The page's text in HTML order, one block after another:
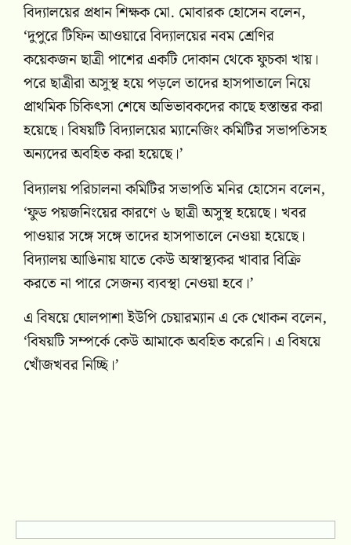
বিদ্যালয়ের প্রধান শিক্ষক মো. মোবারক হোসেন বলেন,
‘দুপুরে টিফিন আওয়ারে বিদ্যালয়ের নবম শ্রেণির
কয়েকজন ছাত্রী পাশের একটি দোকান থেকে ফুচকা খায়।
পরে ছাত্রীরা অসুস্থ হয়ে পড়লে তাদের হাসপাতালে নিয়ে
প্রাথমিক চিকিৎসা শেষে অভিভাবকদের কাছে হস্তান্তর করা
হয়েছে। বিষয়টি বিদ্যালয়ের ম্যানেজিং কমিটির সভাপতিসহ
অন্যদের অবহিত করা হয়েছে।’
বিদ্যালয় পরিচালনা কমিটির সভাপতি মনির হোসেন বলেন,
‘ফুড পয়জনিংয়ের কারণে ৬ ছাত্রী অসুস্থ হয়েছে। খবর
পাওয়ার সঙ্গে সঙ্গে তাদের হাসপাতালে নেওয়া হয়েছে।
বিদ্যালয় আঙিনায় যাতে কেউ অস্বাস্থ্যকর খাবার বিক্রি
করতে না পারে সেজন্য ব্যবস্থা নেওয়া হবে।’
এ বিষয়ে ঘোলপাশা ইউপি চেয়ারম্যান এ কে খোকন বলেন,
‘বিষয়টি সম্পর্কে কেউ আমাকে অবহিত করেনি। এ বিষয়ে
খোঁজখবর নিচ্ছি।’